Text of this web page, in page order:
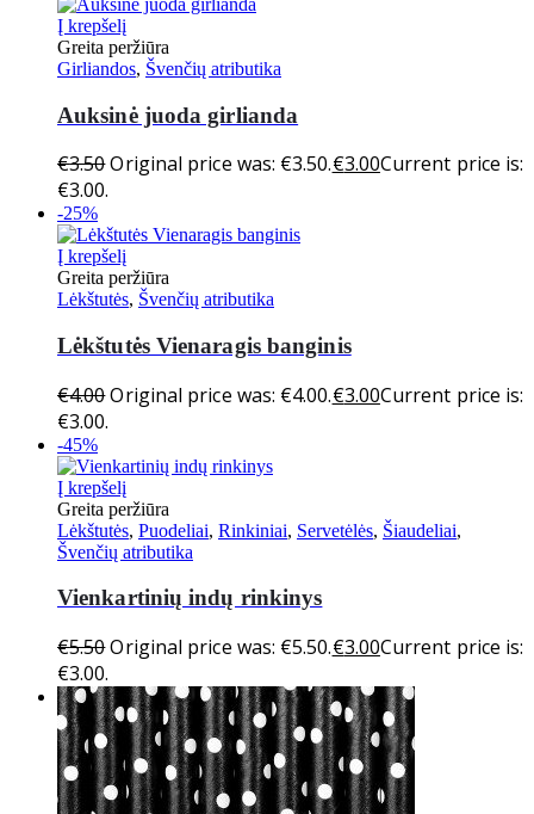
Į krepšelį
Greita peržiūra
Girliandos, Švenčių atributika
Auksinė juoda girlianda
€3.50Original price was: €3.50.€3.00Current price is:
€3.00.
-25%
Į krepšelį
Greita peržiūra
Lėkštutės, Švenčių atributika
Lėkštutės Vienaragis banginis
€4.00Original price was: €4.00.€3.00Current price is:
€3.00.
-45%
Į krepšelį
Greita peržiūra
Lėkštutės, Puodeliai, Rinkiniai, Servetėlės, Šiaudeliai,
Švenčių atributika
Vienkartinių indų rinkinys
€5.50Original price was: €5.50.€3.00Current price is:
€3.00.